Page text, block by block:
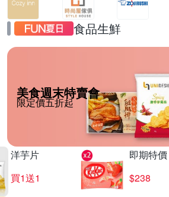
食品生鮮
美食週末特賣會
限定價五折起
洋芋片
買1送1
即期特價
$238